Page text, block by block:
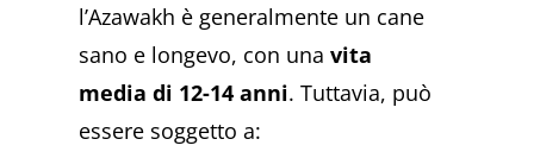
l’Azawakh è generalmente un cane
sano e longevo, con unavita
media di 12-14 anni. Tuttavia, può
essere soggetto a: